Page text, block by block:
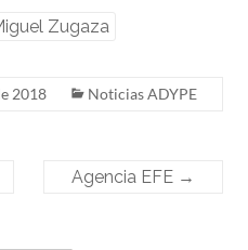
ai m
ar
Zugaza
2018 Noticias ADYPE
Agencia EFE →